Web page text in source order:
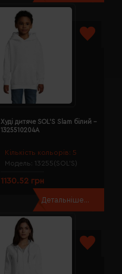
Кількість кольорів: 5
Модель: 13255(SOL’S)
Худі дитяче SOL'S Slam білий -
1325510204A
1130.52 грн
Детальніше...